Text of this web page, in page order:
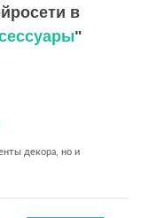
в
"
декора, но и